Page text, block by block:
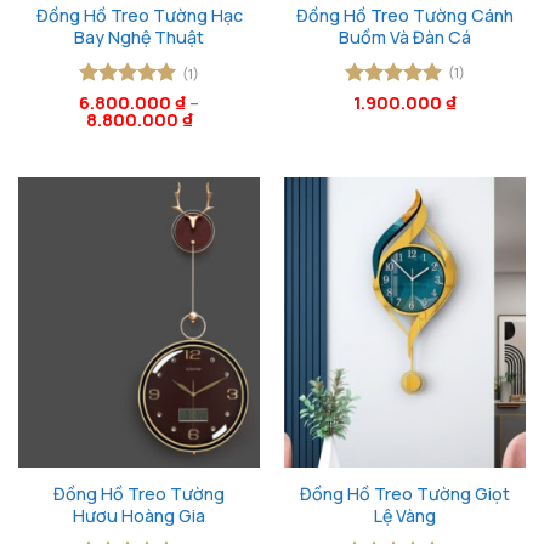
Đồng Hồ Treo Tường Hạc
Bay Nghệ Thuật
Được xếp
hạng55
(1)
6.800.000 ₫ –
8.800.000 ₫
Đồng Hồ Treo Tường Cánh
Buồm Và Đàn Cá
Được xếp
(1)
1.900.000 ₫
Đồng Hồ Treo Tường
Hươu Hoàng Gia
Đồng Hồ Treo Tường Giọt
Lệ Vàng